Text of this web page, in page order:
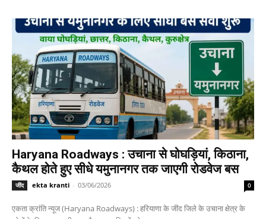
Haryana Roadways : उचाना से घोघड़ियां, किठाना,
कैथल होते हुए सीधे यमुनानगर तक जाएगी रोडवेज बस
जींद ekta kranti - 03/06/2026 0
एकता क्रांति न्यूज (Haryana Roadways) : हरियाणा के जींद जिले के उचाना क्षेत्र के